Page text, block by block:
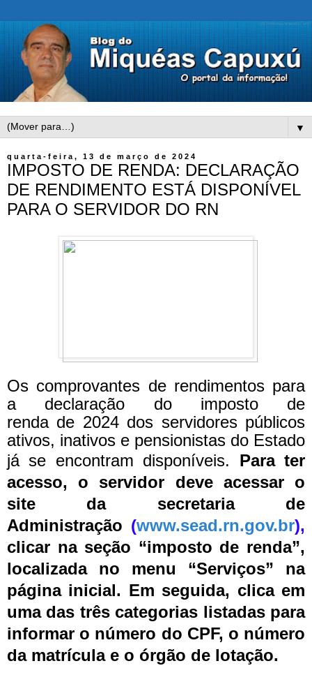
▼
quarta-feira, 13 de março de 2024
IMPOSTO DE RENDA: DECLARAÇÃO
DE RENDIMENTO ESTÁ DISPONÍVEL
PARA O SERVIDOR DO RN
Os comprovantes de rendimentos para
a declaração do imposto de
renda de 2024 dos servidores públicos
ativos, inativos e pensionistas do Estado
já se encontram disponíveis. Para ter
acesso, o servidor deve acessar o
site da secretaria de
Administração (www.sead.rn.gov.br),
clicar na seção “imposto de renda”,
localizada no menu “Serviços” na
página inicial. Em seguida, clica em
uma das três categorias listadas para
informar o número do CPF, o número
da matrícula e o órgão de lotação.